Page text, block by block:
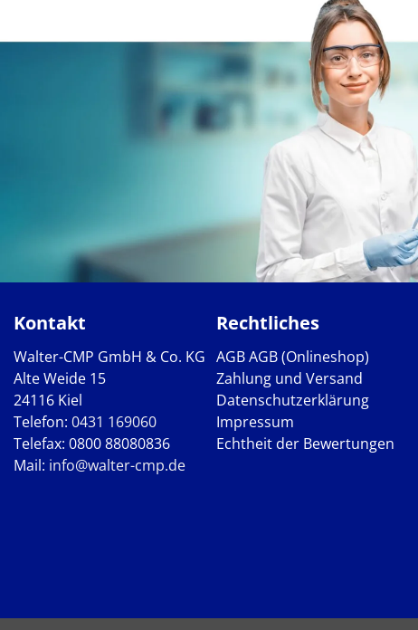
Kontakt
Walter-CMP GmbH & Co. KG
Alte Weide 15
24116 Kiel
Telefon: 0431 169060
Telefax: 0800 88080836
Mail: info@walter-cmp.de
Rechtliches
AGBAGB (Onlineshop)
Zahlung und Versand
Datenschutzerklärung
Impressum
Echtheit der Bewertungen